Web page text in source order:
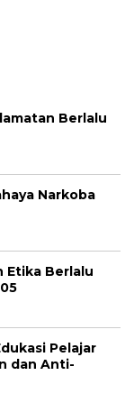
Berlalu
Narkoba
Etika Berlalu
Pelajar
dan Anti-